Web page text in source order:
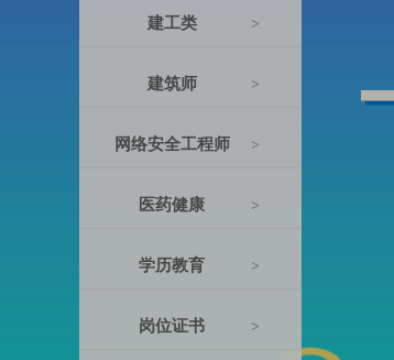
建工类 >
建筑师 >
网络安全工程师 >
医药健康 >
学历教育 >
岗位证书 >